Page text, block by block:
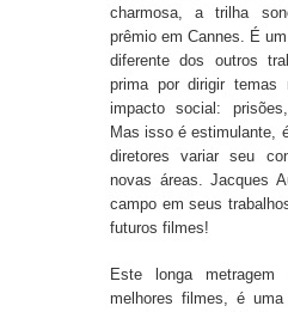
charmosa, a trilha
prêmio em Cannes. É
diferente dos outros
prima por dirigir temas
impacto social:
Mas isso é estimulante,
diretores variar seu
novas áreas. Jacques
campo em seus
futuros filmes!
Este longa
melhores filmes, é